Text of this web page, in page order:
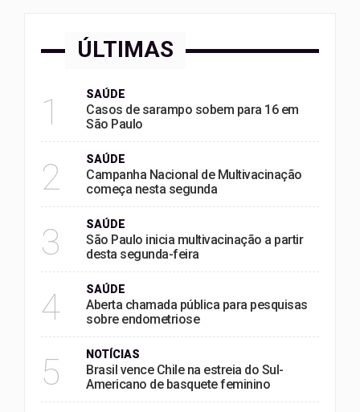
ÚLTIMAS
1 SAÚDE
Casos de sarampo sobem para 16 em
São Paulo
2 SAÚDE
Campanha Nacional de Multivacinação
começa nesta segunda
3 SAÚDE
São Paulo inicia multivacinação a partir
desta segunda-feira
4 SAÚDE
Aberta chamada pública para pesquisas
sobre endometriose
5 NOTÍCIAS
Brasil vence Chile na estreia do Sul-
Americano de basquete feminino